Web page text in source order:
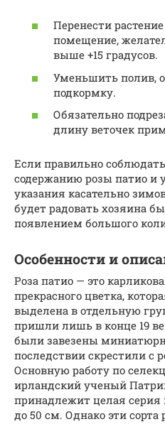
Перенести
помещение,
выше +15 градусов.
Уменьшить полив,
подкормку.
Обязательно
длину веточек
Если правильно
содержанию розы патио и
указания касательно
будет радовать хозяина
появлением большого
Особенности и
Роза патио — это
прекрасного цветка,
выделена в отдельную
пришли лишь в конце 19
были завезены
последствии скрестили с
Основную работу по
ирландский ученый
принадлежит целая серия
до 50 см. Однако эти